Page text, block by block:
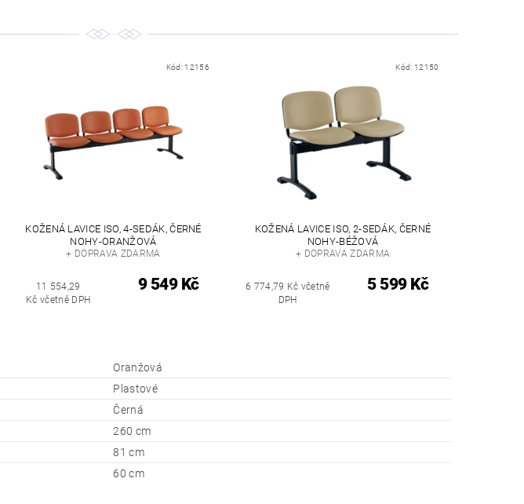
Kód: 12156
KOŽENÁ LAVICE ISO, 4-SEDÁK, ČERNÉ
NOHY-ORANŽOVÁ
+ DOPRAVA ZDARMA
11 554,29
Kč včetně DPH
9 549 Kč
Kód: 12150
KOŽENÁ LAVICE ISO, 2-SEDÁK, ČERNÉ
NOHY-BÉŽOVÁ
+ DOPRAVA ZDARMA
6 774,79 Kč včetně
DPH
5 599 Kč
Oranžová
Plastové
Černá
260 cm
81 cm
60 cm